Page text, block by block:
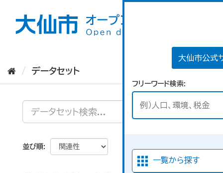
大仙市公式
フリーワード検索
一覧から探す
データセット
並び順